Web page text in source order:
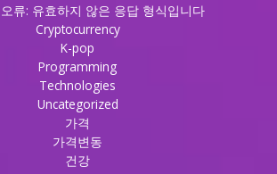
류: 유효하지 않은 응답 형식입니다
Cryptocurrency
K-pop
Programming
Technologies
Uncategorized
가격
가격변동
건강